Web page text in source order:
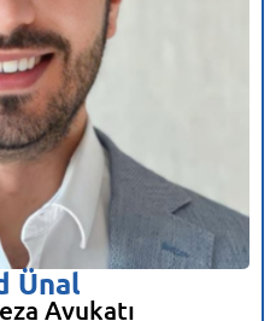
Ünal
Avukatı